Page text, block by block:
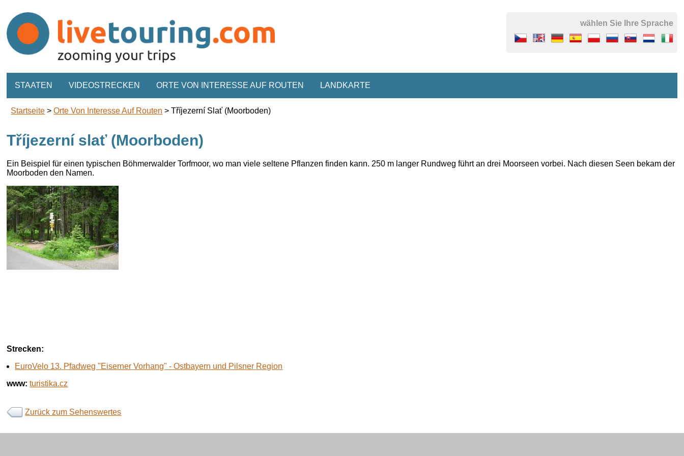
wählen Sie Ihre Sprache
STAATEN VIDEOSTRECKEN ORTE VON INTERESSE AUF ROUTEN LANDKARTE
Startseite >Orte Von Interesse Auf Routen >Tříjezerní Slať (Moorboden)
Tříjezerní slať (Moorboden)
Ein Beispiel für einentypischen Böhmerwalder Torfmoor,wo man viele seltene Pflanzen finden kann. 250 m langer Rundweg führt an drei Moorseen vorbei. Nach diesen Seen bekam der
Moorboden den Namen.
Strecken:
EuroVelo 13. Pfadweg "Eiserner Vorhang" - Ostbayern und Pilsner Region
www: turistika.cz
Zurück zum Sehenswertes